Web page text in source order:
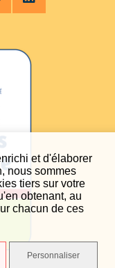
et d'élaborer
nous sommes
tiers sur votre
obtenant, au
chacun de ces
Personnaliser